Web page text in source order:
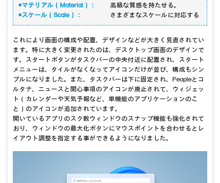
●マテリアル（Material）：
高級な質感を持たせる。
●スケール（Scale）：
さまざまなスケールに対応する
これにより画面の構成や配置、デザインなどが大きく見直されてい
ます。特に大きく変更されたのは、デスクトップ画面のデザインで
す。スタートボタンがタスクバーの中央付近に配置され、スタート
メニューは、タイルがなくなってアイコンだけが並び、構成もシン
プルになりました。また、タスクバーは下に固定され、Peopleとコ
ルタナ、ニュースと関心事項のアイコンが廃止されて、ウィジェッ
ト（カレンダーや天気予報など、単機能のアプリケーションのこ
と）のアイコンが追加されています。
開いているアプリのスク数ウィンドウのスナップ機能も強化されて
おり、ウィンドウの最大化ボタンにマウスポイントを合わせるとレ
イアウト調整を指定する事ができるようになりました。